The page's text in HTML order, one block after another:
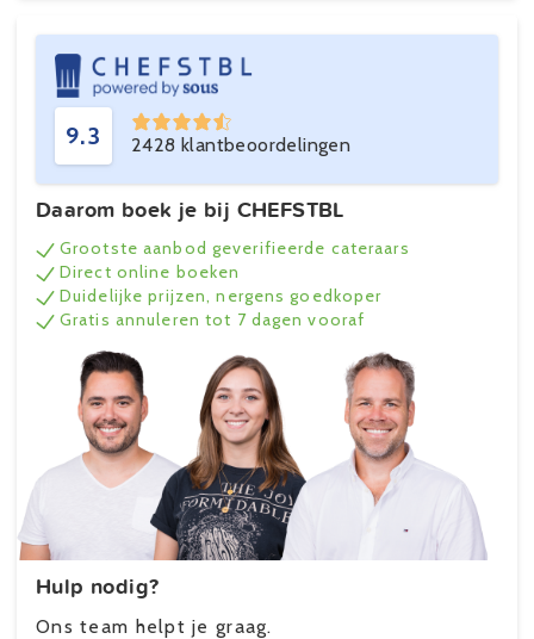
9.3 2428 klantbeoordelingen
Daarom boek je bij CHEFSTBL
Grootste aanbod geverifieerde cateraars
Direct online boeken
Duidelijke prijzen, nergens goedkoper
Gratis annuleren tot 7 dagen vooraf
Hulp nodig?
Ons team helpt je graag.